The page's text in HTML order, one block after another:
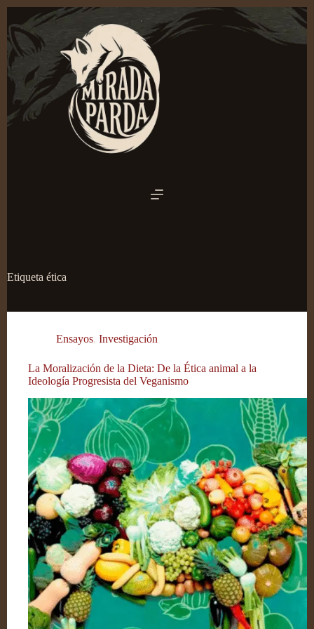
al
contenido
Etiqueta ética
Ensayos, Investigación
La Moralización de la Dieta: De la Ética animal a la
Ideología Progresista del Veganismo